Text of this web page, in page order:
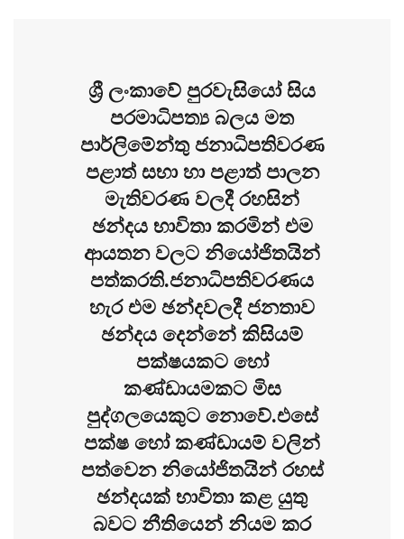
ශ්‍රී ලංකාවේ පුරවැසියෝ සිය
පරමාධිපත්‍ය බලය මත
පාර්ලිමේන්තු ජනාධිපතිවරණ
පළාත් සභා හා පළාත් පාලන
මැතිවරණ වලදී රහසින්
ඡන්දය භාවිතා කරමින් එම
ආයතන වලට නියෝජිතයින්
පත්කරති.ජනාධිපතිවරණය
හැර එම ඡන්දවලදී ජනතාව
ඡන්දය දෙන්නේ කිසියම්
පක්ෂයකට හෝ
කණ්ඩායමකට මිස
පුද්ගලයෙකුට නොවේ.එසේ
පක්ෂ හෝ කණ්ඩායම් වලින්
පත්වෙන නියෝජිතයින් රහස්
ඡන්දයක් භාවිතා කළ යුතු
බවට නීතියෙන් නියම කර